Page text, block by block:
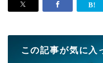
この記事が気に入